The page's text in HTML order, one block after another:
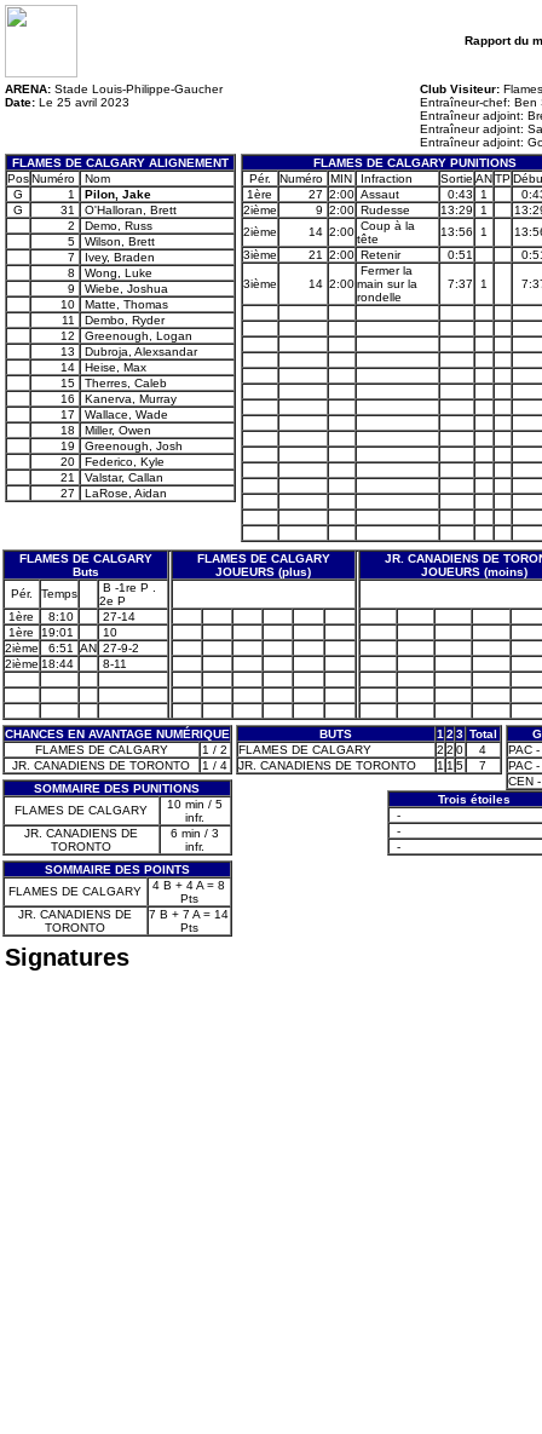
Rapport du
ARENA: Stade Louis-Philippe-Gaucher
Date: Le 25 avril 2023
Club Visiteur:
Entraîneur-chef: Ben
Entraîneur adjoint:
Entraîneur adjoint:
Entraîneur adjoint:
FLAMES DE CALGARY ALIGNEMENT
PosNuméro
Nom
G
1
Pilon, Jake
G
31
O'Halloran, Brett
2
Demo, Russ
5
Wilson, Brett
7
Ivey, Braden
8
Wong, Luke
9
Wiebe, Joshua
10
Matte, Thomas
11
Dembo, Ryder
12
Greenough, Logan
13
Dubroja, Alexsandar
14
Heise, Max
15
Therres, Caleb
16
Kanerva, Murray
17
Wallace, Wade
18
Miller, Owen
19
Greenough, Josh
20
Federico, Kyle
21
Valstar, Callan
27
LaRose, Aidan
FLAMES DE CALGARY PUNITIONS
Pér.
Numéro MIN Infraction Sortie ANTP
1ère
27 2:00 Assaut 0:43 1
2ième
9 2:00 Rudesse 13:29 1
2ième
14 2:00 Coup à la
tête
13:56 1
3ième
21 2:00 Retenir 0:51
3ième 14 2:00
Fermer la
main sur la
rondelle
7:37 1
FLAMES DE CALGARY
Buts
FLAMES DE CALGARY
JOUEURS (plus)
JR. CANADIENS DE
JOUEURS (moins)
Pér.
Temps
B -1re P .
2e P
1ère
8:10
27-14
1ère
19:01
10
2ième
6:51 AN 27-9-2
2ième 18:44 8-11
CHANCES EN AVANTAGE NUMÉRIQUE
FLAMES DE CALGARY
1 / 2
JR. CANADIENS DE TORONTO
1 / 4
SOMMAIRE DES PUNITIONS
FLAMES DE CALGARY
10 min / 5
infr.
JR. CANADIENS DE
TORONTO
6 min / 3
infr.
SOMMAIRE DES POINTS
FLAMES DE CALGARY
4 B + 4 A = 8
Pts
JR. CANADIENS DE
TORONTO
7 B + 7 A = 14
Pts
BUTS 1 2 3 Total
FLAMES DE CALGARY
2 2 0
4
JR. CANADIENS DE TORONTO
1 1 5 7
PAC
PAC
CEN
Trois étoiles
-
-
-
Signatures